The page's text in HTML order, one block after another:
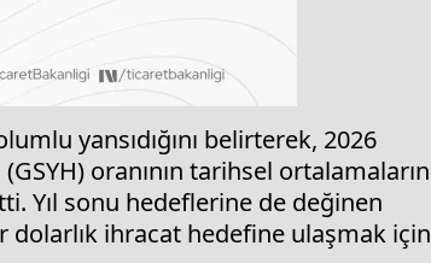
yansıdığını belirterek, 2026
oranının tarihsel ortalamaların
Yıl sonu hedeflerine de değinen
dolarlık ihracat hedefine ulaşmak için